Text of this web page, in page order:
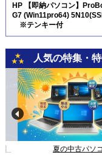
HP 【即納パソコン】
G7 (Win11pro64)
※テンキー付
人気の特集・
夏の中古パソ